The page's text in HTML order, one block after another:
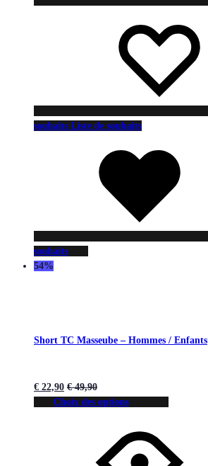
souhaits Liste de souhaits
souhaits
54%
Short TC Masseube – Hommes / Enfants
€ 22,90 €49,90
Choix des options